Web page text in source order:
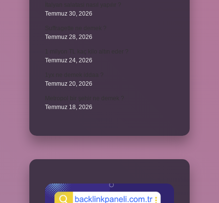
Temmuz 30, 2026
Temmuz 28, 2026
Temmuz 24, 2026
Temmuz 20, 2026
Temmuz 18, 2026